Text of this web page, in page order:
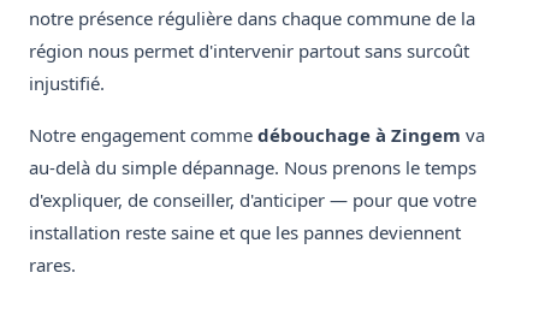
notre présence régulière dans chaque commune de la
région nous permet d'intervenir partout sans surcoût
injustifié.
Notre engagement comme débouchage à Zingem va
au-delà du simple dépannage. Nous prenons le temps
d'expliquer, de conseiller, d'anticiper — pour que votre
installation reste saine et que les pannes deviennent
rares.